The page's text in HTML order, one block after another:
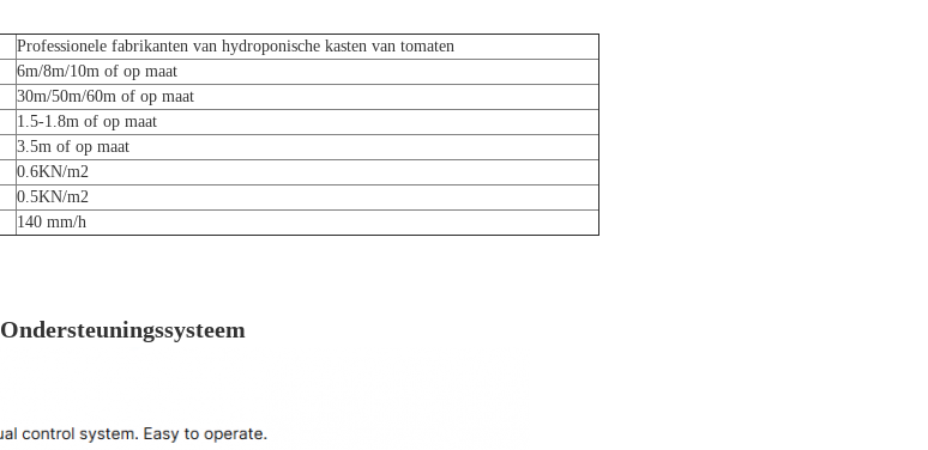
Professionele fabrikanten van hydroponische kasten van tomaten
6m/8m/10m of op maat
30m/50m/60m of op maat
1.5-1.8m of op maat
3.5m of op maat
0.6KN/m2
0.5KN/m2
140 mm/h
Ondersteuningssysteem